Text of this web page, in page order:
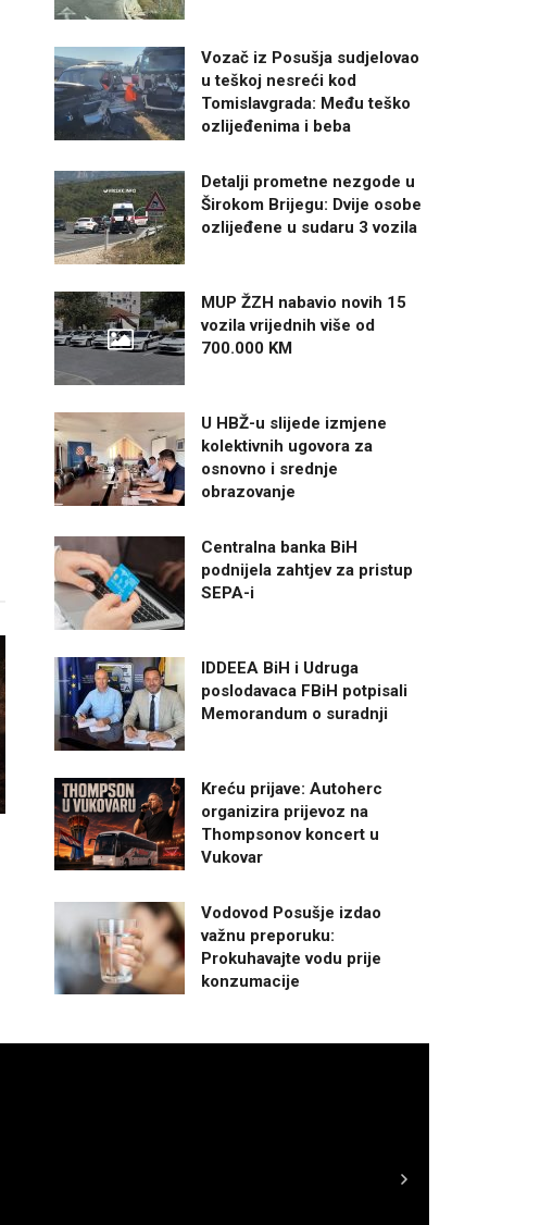
Vozač iz Posušja sudjelovao
u teškoj nesreći kod
Tomislavgrada: Među teško
ozlijeđenima i beba
Detalji prometne nezgode u
Širokom Brijegu: Dvije osobe
ozlijeđene u sudaru 3 vozila
MUP ŽZH nabavio novih 15
vozila vrijednih više od
700.000 KM
U HBŽ-u slijede izmjene
kolektivnih ugovora za
osnovno i srednje
obrazovanje
Centralna banka BiH
podnijela zahtjev za pristup
SEPA-i
IDDEEA BiH i Udruga
poslodavaca FBiH potpisali
Memorandum o suradnji
Kreću prijave: Autoherc
organizira prijevoz na
Thompsonov koncert u
Vukovar
Vodovod Posušje izdao
važnu preporuku:
Prokuhavajte vodu prije
konzumacije